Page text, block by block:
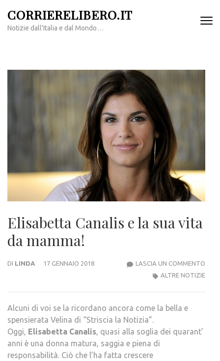
contenuto
CORRIERELIBERO.IT
Notizie dall'Italia e dal Mondo…
Elisabetta Canalis e la sua vita
da mamma!
DI LINDA 17 GENNAIO 2018 LASCIA UN COMMENTO
ALTRE NOTIZIE
Alcuni di voi se la ricordano ancora come la bella e
spensierata Velina di “Striscia la Notizia”.
Oggi, Elisabetta Canalis, quasi alla soglia dei quarant’
anni è una donna matura, saggia e piena di
responsabilità. Ciò che l’ha fatta crescere